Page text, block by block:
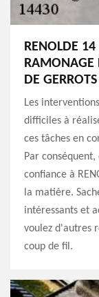
RENOLDE
RAMONAGE
DE
Les
difficiles à
ces tâches en
Par
confiance à
la matière.
intéressants et
voulez d'autres
coup de fil.